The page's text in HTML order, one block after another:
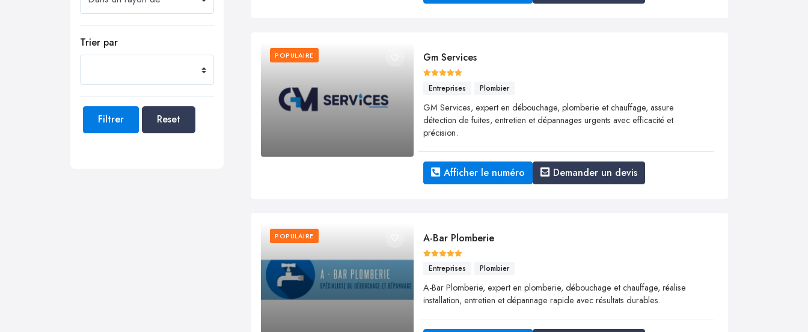
Trier par
Filtrer Reset
POPULAIRE Gm Services
Entreprises Plombier
GM Services, expert en débouchage, plomberie et chauffage, assure
détection de fuites, entretien et dépannages urgents avec efficacité et
précision.
Afficher le numéro Demander un devis
POPULAIRE A-Bar Plomberie
Entreprises Plombier
A-Bar Plomberie, expert en plomberie, débouchage et chauffage, réalise
installation, entretien et dépannage rapide avec résultats durables.